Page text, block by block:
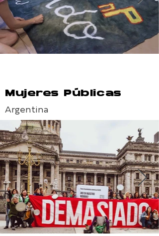
Mujeres Públicas
Argentina